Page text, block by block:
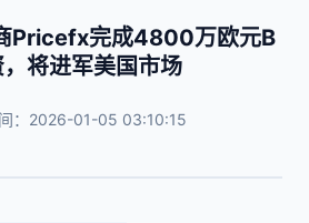
Pricefx完成4800万欧元B
将进军美国市场
：2026-01-05 03:10:15